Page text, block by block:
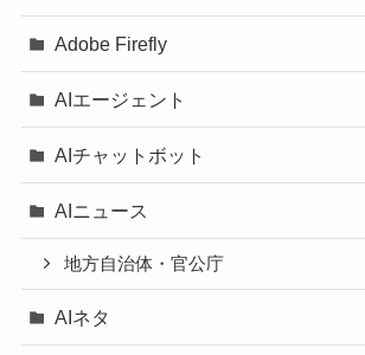
Adobe Firefly
AIエージェント
AIチャットボット
AIニュース
地方自治体・官公庁
AIネタ